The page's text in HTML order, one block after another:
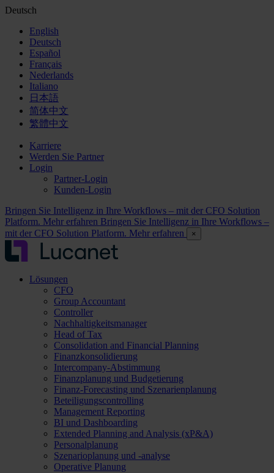
Deutsch
English
Deutsch
Español
Français
Nederlands
Italiano
日本語
简体中文
繁體中文
Karriere
Werden Sie Partner
Login
Partner-Login
Kunden-Login
Bringen Sie Intelligenz in Ihre Workflows – mit der CFO Solution
Platform. Mehr erfahren Bringen Sie Intelligenz in Ihre Workflows –
mit der CFO Solution Platform. Mehr erfahren
×
Lösungen
CFO
Group Accountant
Controller
Nachhaltigkeitsmanager
Head of Tax
Consolidation and Financial Planning
Finanzkonsolidierung
Intercompany-Abstimmung
Finanzplanung und Budgetierung
Finanz-Forecasting und Szenarienplanung
Beteiligungscontrolling
Management Reporting
BI und Dashboarding
Extended Planning and Analysis (xP&A)
Personalplanung
Szenarioplanung und -analyse
Operative Planung